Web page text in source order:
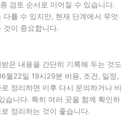
검토 순서로 이어질 수 있습니다.
다를 수 있지만, 현재 단계에서 무엇
것이 중요합니다.
은 내용을 간단히 기록해 두는 것도
월22일 19시29분 비용, 조건, 일정,
정리하면 이후 다시 문의하거나 비
습니다. 특히 여러 곳을 함께 확인하
정리하는 것이 좋습니다.